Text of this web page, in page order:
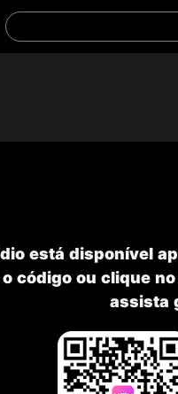
está disponível
código ou clique
assista